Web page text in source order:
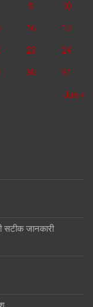
9 10
16 17
23 24
30 31
Jun »
सटीक जानकारी